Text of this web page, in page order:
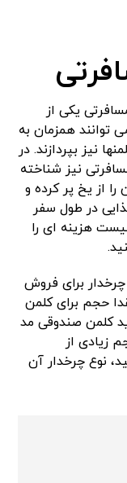
یکی از
توانند همزمان به
نیز بپردازند. در
نیز شناخته
از یخ پر کرده و
در طول سفر
هزینه ای را
برای فروش
حجم برای کلمن
کلمن صندوقی مد
زیادی از
نوع چرخدار آن